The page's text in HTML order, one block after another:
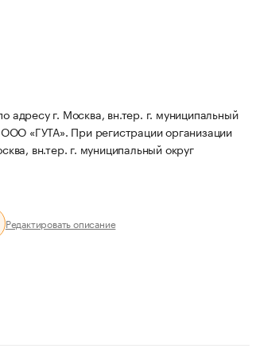
адресу г. Москва, вн.тер. г. муниципальный
«ГУТА». При регистрации организации
вн.тер. г. муниципальный округ
Редактировать описание